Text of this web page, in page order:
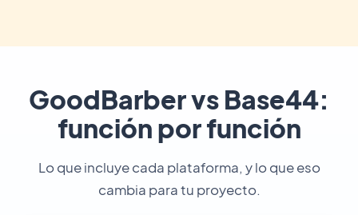
GoodBarber vs Base44:
función por función
Lo que incluye cada plataforma, y lo que eso
cambia para tu proyecto.